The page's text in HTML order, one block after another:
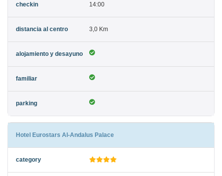
14:00
3,0 Km
Hotel Eurostars Al-Andalus Palace